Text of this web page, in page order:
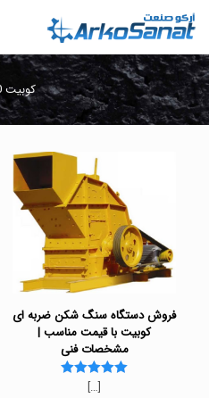
کوبیت 120
فروش دستگاه سنگ شکن ضربه ای
کوبیت با قیمت مناسب |
مشخصات فنی
Rated
[…]